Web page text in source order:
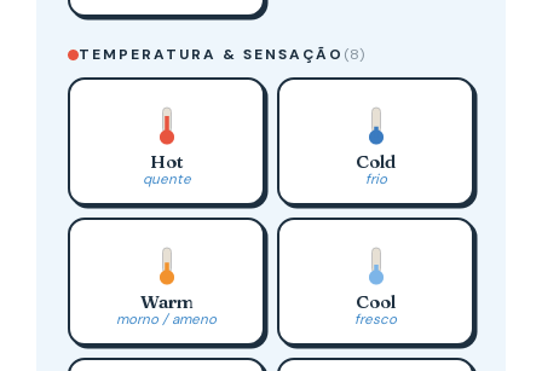
TEMPERATURA & SENSAÇÃO (8)
Hot
quente
Cold
frio
Warm
morno / ameno
Cool
fresco